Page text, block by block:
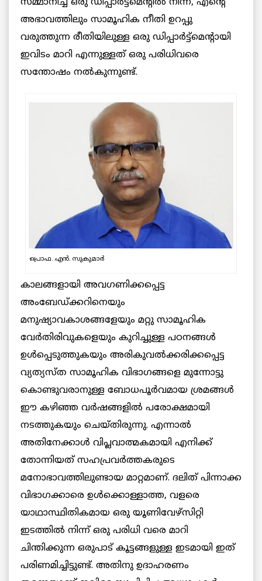
അഭാവത്തിലും സാമൂഹിക നീതി ഉറപ്പു
വരുത്തുന്ന രീതിയിലുള്ള ഒരു ഡിപ്പാർട്ട്മെന്റായി
ഇവിടം മാറി എന്നുള്ളത് ഒരു പരിധിവരെ
സന്തോഷം നൽകുന്നുണ്ട്.
പ്രൊഫ. എൻ. സുകുമാർ
കാലങ്ങളായി അവഗണിക്കപ്പെട്ട
അംബേഡ്ക്കറിനെയും
മനുഷ്യാവകാശങ്ങളേയും മറ്റു സാമൂഹിക
വേർതിരിവുകളെയും കുറിച്ചുള്ള പഠനങ്ങൾ
ഉൾപ്പെടുത്തുകയും അരികുവൽക്കരിക്കപ്പെട്ട
വ്യത്യസ്ത സാമൂഹിക വിഭാഗങ്ങളെ മുന്നോട്ടു
കൊണ്ടുവരാനുള്ള ബോധപൂർവമായ ശ്രമങ്ങൾ
ഈ കഴിഞ്ഞ വർഷങ്ങളിൽ പരോക്ഷമായി
നടത്തുകയും ചെയ്തിരുന്നു. എന്നാൽ
അതിനേക്കാൾ വിപ്ലവാത്മകമായി എനിക്ക്
തോന്നിയത് സഹപ്രവർത്തകരുടെ
മനോഭാവത്തിലുണ്ടായ മാറ്റമാണ്. ദലിത്‌ പിന്നാക്ക
വിഭാഗക്കാരെ ഉൾക്കൊള്ളാത്ത, വളരെ
യാഥാസ്ഥിതികമായ ഒരു യൂണിവേഴ്സിറ്റി
ഇടത്തിൽ നിന്ന് ഒരു പരിധി വരെ മാറി
ചിന്തിക്കുന്ന ഒരുപാട് കൂട്ടങ്ങളുള്ള ഇടമായി ഇത്
പരിണമിച്ചിട്ടുണ്ട്. അതിനു ഉദാഹരണം